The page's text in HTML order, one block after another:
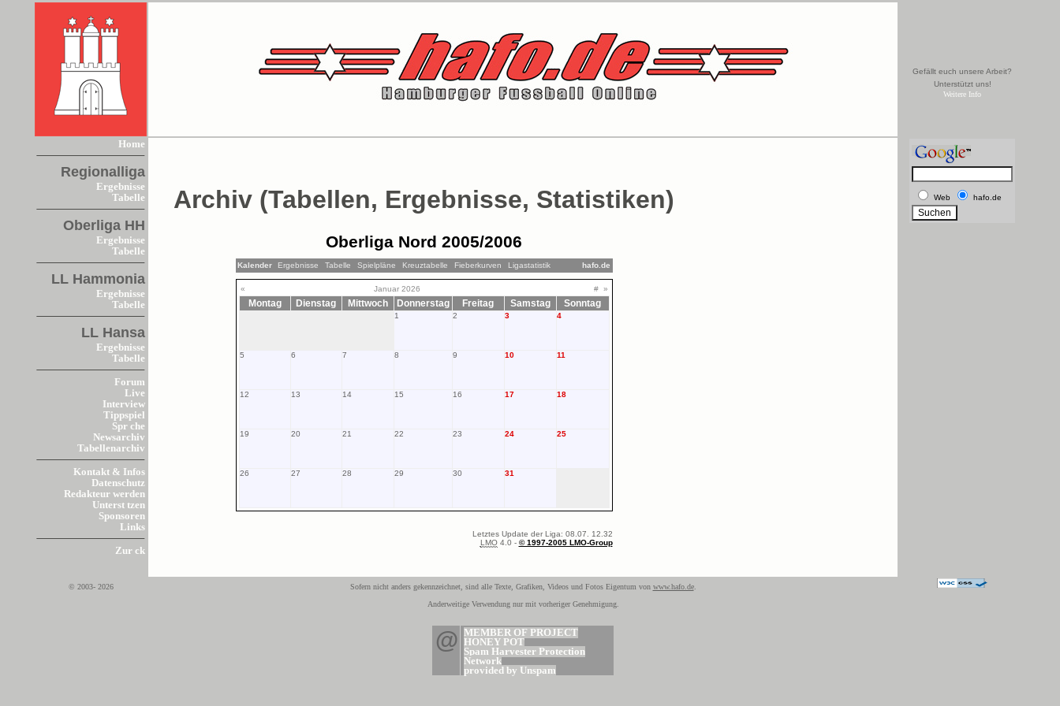
Gefällt euch unsere Arbeit?
Unterstützt uns!
Weitere Info
Home
Regionalliga
Ergebnisse
Tabelle
Oberliga HH
Ergebnisse
Tabelle
LL Hammonia
Ergebnisse
Tabelle
LL Hansa
Ergebnisse
Tabelle
Forum
Live
Interview
Tippspiel
Spr che
Newsarchiv
Tabellenarchiv
Kontakt & Infos
Datenschutz
Redakteur werden
Unterst tzen
Sponsoren
Links
Zur ck
Archiv (Tabellen, Ergebnisse, Statistiken)
Oberliga Nord 2005/2006
Kalender Ergebnisse Tabelle Spielpläne Kreuztabelle Fieberkurven Ligastatistik hafo.de
« Januar 2026 # »
Montag Dienstag Mittwoch Donnerstag Freitag Samstag Sonntag
1 2 3 4
5 6 7 8 9 10 11
12 13 14 15 16 17 18
19 20 21 22 23 24 25
26 27 28 29 30 31
Letztes Update der Liga: 08.07. 12.32
LMO4.0 - © 1997-2005 LMO-Group
Web hafo.de
© 2003- 2026 Sofern nicht anders gekennzeichnet, sind alle Texte, Grafiken, Videos und Fotos Eigentum von www.hafo.de.
Anderweitige Verwendung nur mit vorheriger Genehmigung.
@
MEMBER OF PROJECT
HONEY POT
Spam Harvester Protection
Network
provided by Unspam